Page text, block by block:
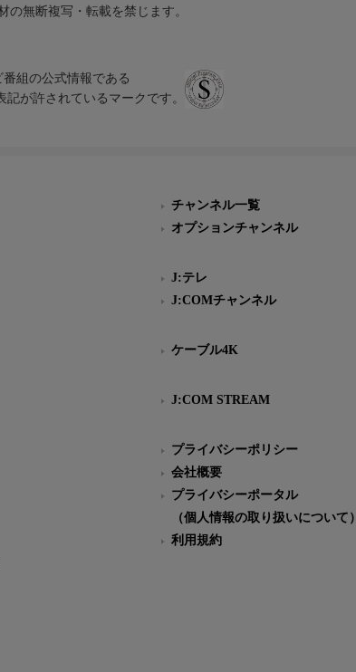
無断複写・転載を禁じます。
組の公式情報である
記が許されているマークです。
チャンネル一覧
オプションチャンネル
J:テレ
J:COMチャンネル
ケーブル4K
J:COM STREAM
プライバシーポリシー
会社概要
プライバシーポータル
（個人情報の取り扱いについて）
利用規約